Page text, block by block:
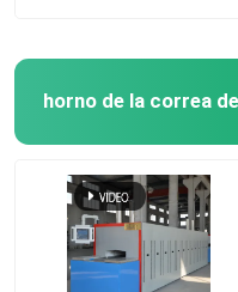
Pida una cita
horno de la correa